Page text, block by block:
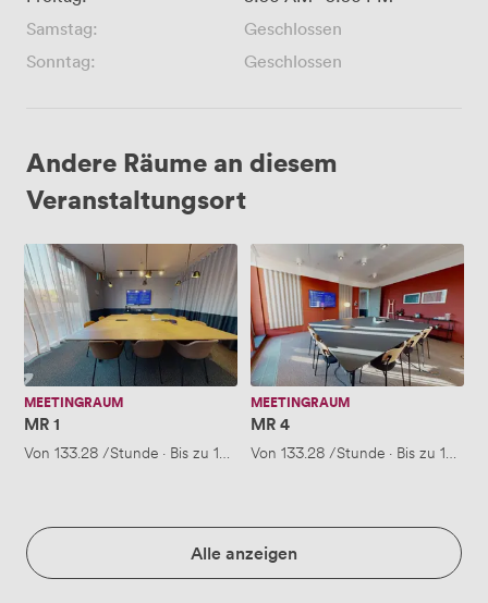
Samstag:
Geschlossen
Sonntag:
Geschlossen
Andere Räume an diesem
Veranstaltungsort
MR
1
MEETINGRAUM
MR 1
Von 133.28/Stunde · Bis zu 10 Personen
MR
4
MEETINGRAUM
MR 4
Von 133.28/Stunde · Bis zu 10
Alle anzeigen